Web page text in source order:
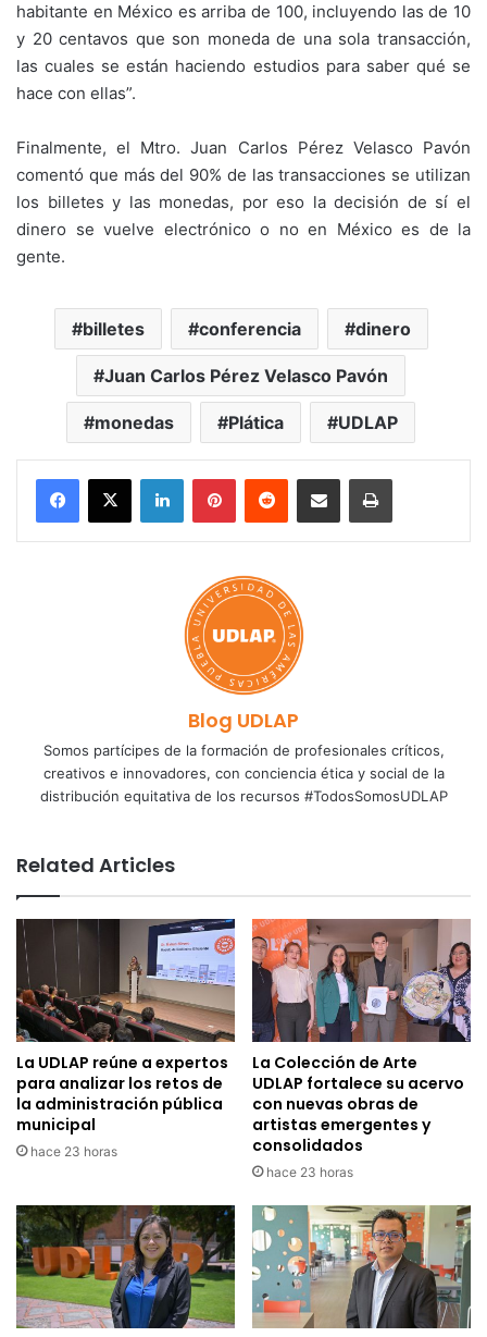
habitante en México es arriba de 100, incluyendo las de 10
y 20 centavos que son moneda de una sola transacción,
las cuales se están haciendo estudios para saber qué se
hace con ellas”.
Finalmente, el Mtro. Juan Carlos Pérez Velasco Pavón
comentó que más del 90% de las transacciones se utilizan
los billetes y las monedas, por eso la decisión de sí el
dinero se vuelve electrónico o no en México es de la
gente.
billetes conferencia dinero
Juan Carlos Pérez Velasco Pavón
monedas Plática UDLAP
LinkedInPinterestReddit Share via Email Print
Blog UDLAP
Somos partícipes de la formación de profesionales críticos,
creativos e innovadores, con conciencia ética y social de la
distribución equitativa de los recursos #TodosSomosUDLAP
Related Articles
La UDLAP reúne a expertos
para analizar los retos de
la administración pública
municipal
hace 23 horas
La Colección de Arte
UDLAP fortalece su acervo
con nuevas obras de
artistas emergentes y
consolidados
hace 23 horas